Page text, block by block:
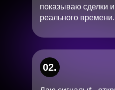
02.
показываю сделки
реального времени.